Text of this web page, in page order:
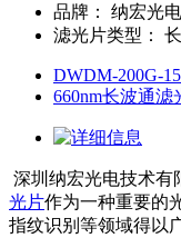
品牌 ：
纳宏光
滤光片类型 ：
DWDM-200G-
660nm长波通滤
深圳纳宏光电技术有
光片作为一种重要的
指纹识别等领域得以